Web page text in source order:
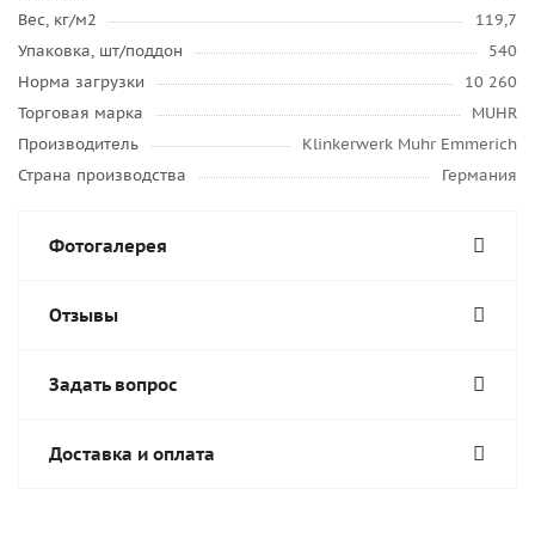
Вес, кг/м2
119,7
Упаковка, шт/поддон
540
Норма загрузки
10 260
Торговая марка
MUHR
Производитель
Klinkerwerk Muhr Emmerich
Страна производства
Германия
Фотогалерея
Отзывы
Задать вопрос
Доставка и оплата